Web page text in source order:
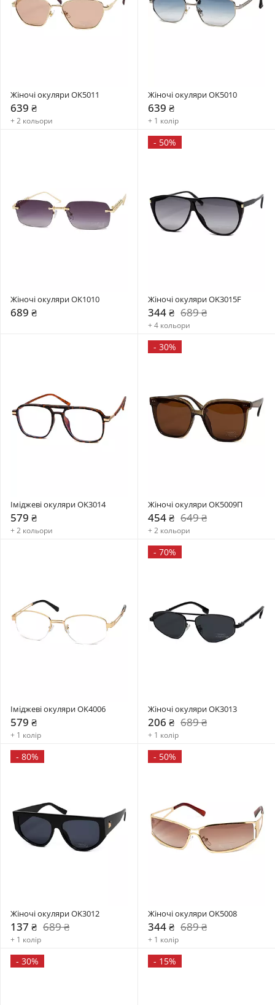
Жіночі окуляри OK5011
639 ₴
+ 2 кольори
Жіночі окуляри OK5010
639 ₴
+ 1 колір
Жіночі окуляри OK1010
689 ₴
- 50%
Жіночі окуляри OK3015F
344 ₴ 689 ₴
+ 4 кольори
Іміджеві окуляри OK3014
579 ₴
+ 2 кольори
- 30%
Жіночі окуляри OK5009П
454 ₴ 649 ₴
+ 2 кольори
Іміджеві окуляри OK4006
579 ₴
+ 1 колір
- 70%
Жіночі окуляри OK3013
206 ₴ 689 ₴
+ 1 колір
- 80%
Жіночі окуляри OK3012
137 ₴ 689 ₴
+ 1 колір
- 50%
Жіночі окуляри OK5008
344 ₴ 689 ₴
+ 1 колір
- 30% - 15%